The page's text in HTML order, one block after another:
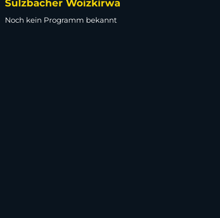
Sulzbacher Woizkirwa
Noch kein Programm bekannt